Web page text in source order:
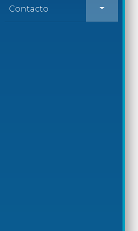
Contacto